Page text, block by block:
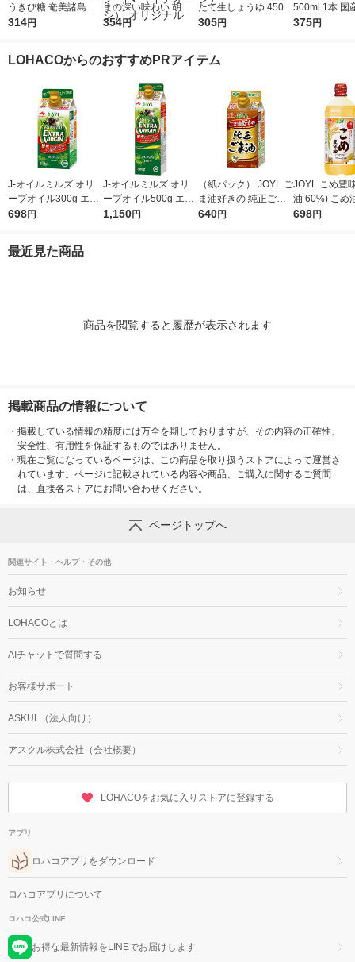
うきび糖 奄美諸島産
原料 チャック付き袋
314円
まの深い味わい 胡麻
ドレッシング 490ml 1
ゴマ（イチオシ） オ
354円
たて生しょうゆ 450m
l 1本 ＜やわらか密封
シ）
305円
500ml 1本 国
0％ 米酢 食酢
375円
LOHACOからのおすすめPRアイテム
J-オイルミルズ オリ
ーブオイル300g エキ
ストラバージン スペ
L
698円
J-オイルミルズ オリ
ーブオイル500g エキ
ストラバージン スペ
1,150円
（紙パック） JOYL ご
ま油好きの 純正ごま
油 300g 1本 味の素 J-
640円
JOYL こめ豊
油 60%) こめ油 ブレ
ンド 味の素
698円
最近見た商品
商品を閲覧すると履歴が表示されます
掲載商品の情報について
・ 掲載している情報の精度には万全を期しておりますが、その内容の正確性、
安全性、有用性を保証するものではありません。
・ 現在ご覧になっているページは、この商品を取り扱うストアによって運営さ
れています。ページに記載されている内容や商品、ご購入に関するご質問
は、直接各ストアにお問い合わせください。
ページトップへ
関連サイト・ヘルプ・その他
お知らせ
LOHACOとは
AIチャットで質問する
お客様サポート
ASKUL（法人向け）
アスクル株式会社（会社概要）
LOHACOをお気に入りストアに登録する
アプリ
ロハコアプリをダウンロード
ロハコアプリについて
ロハコ公式LINE
お得な最新情報をLINEでお届けします